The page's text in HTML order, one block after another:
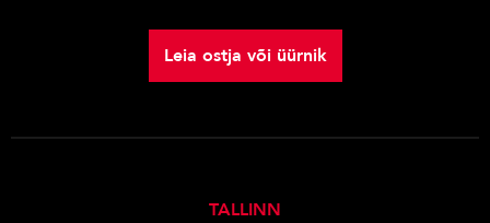
Leia ostja või üürnik
TALLINN